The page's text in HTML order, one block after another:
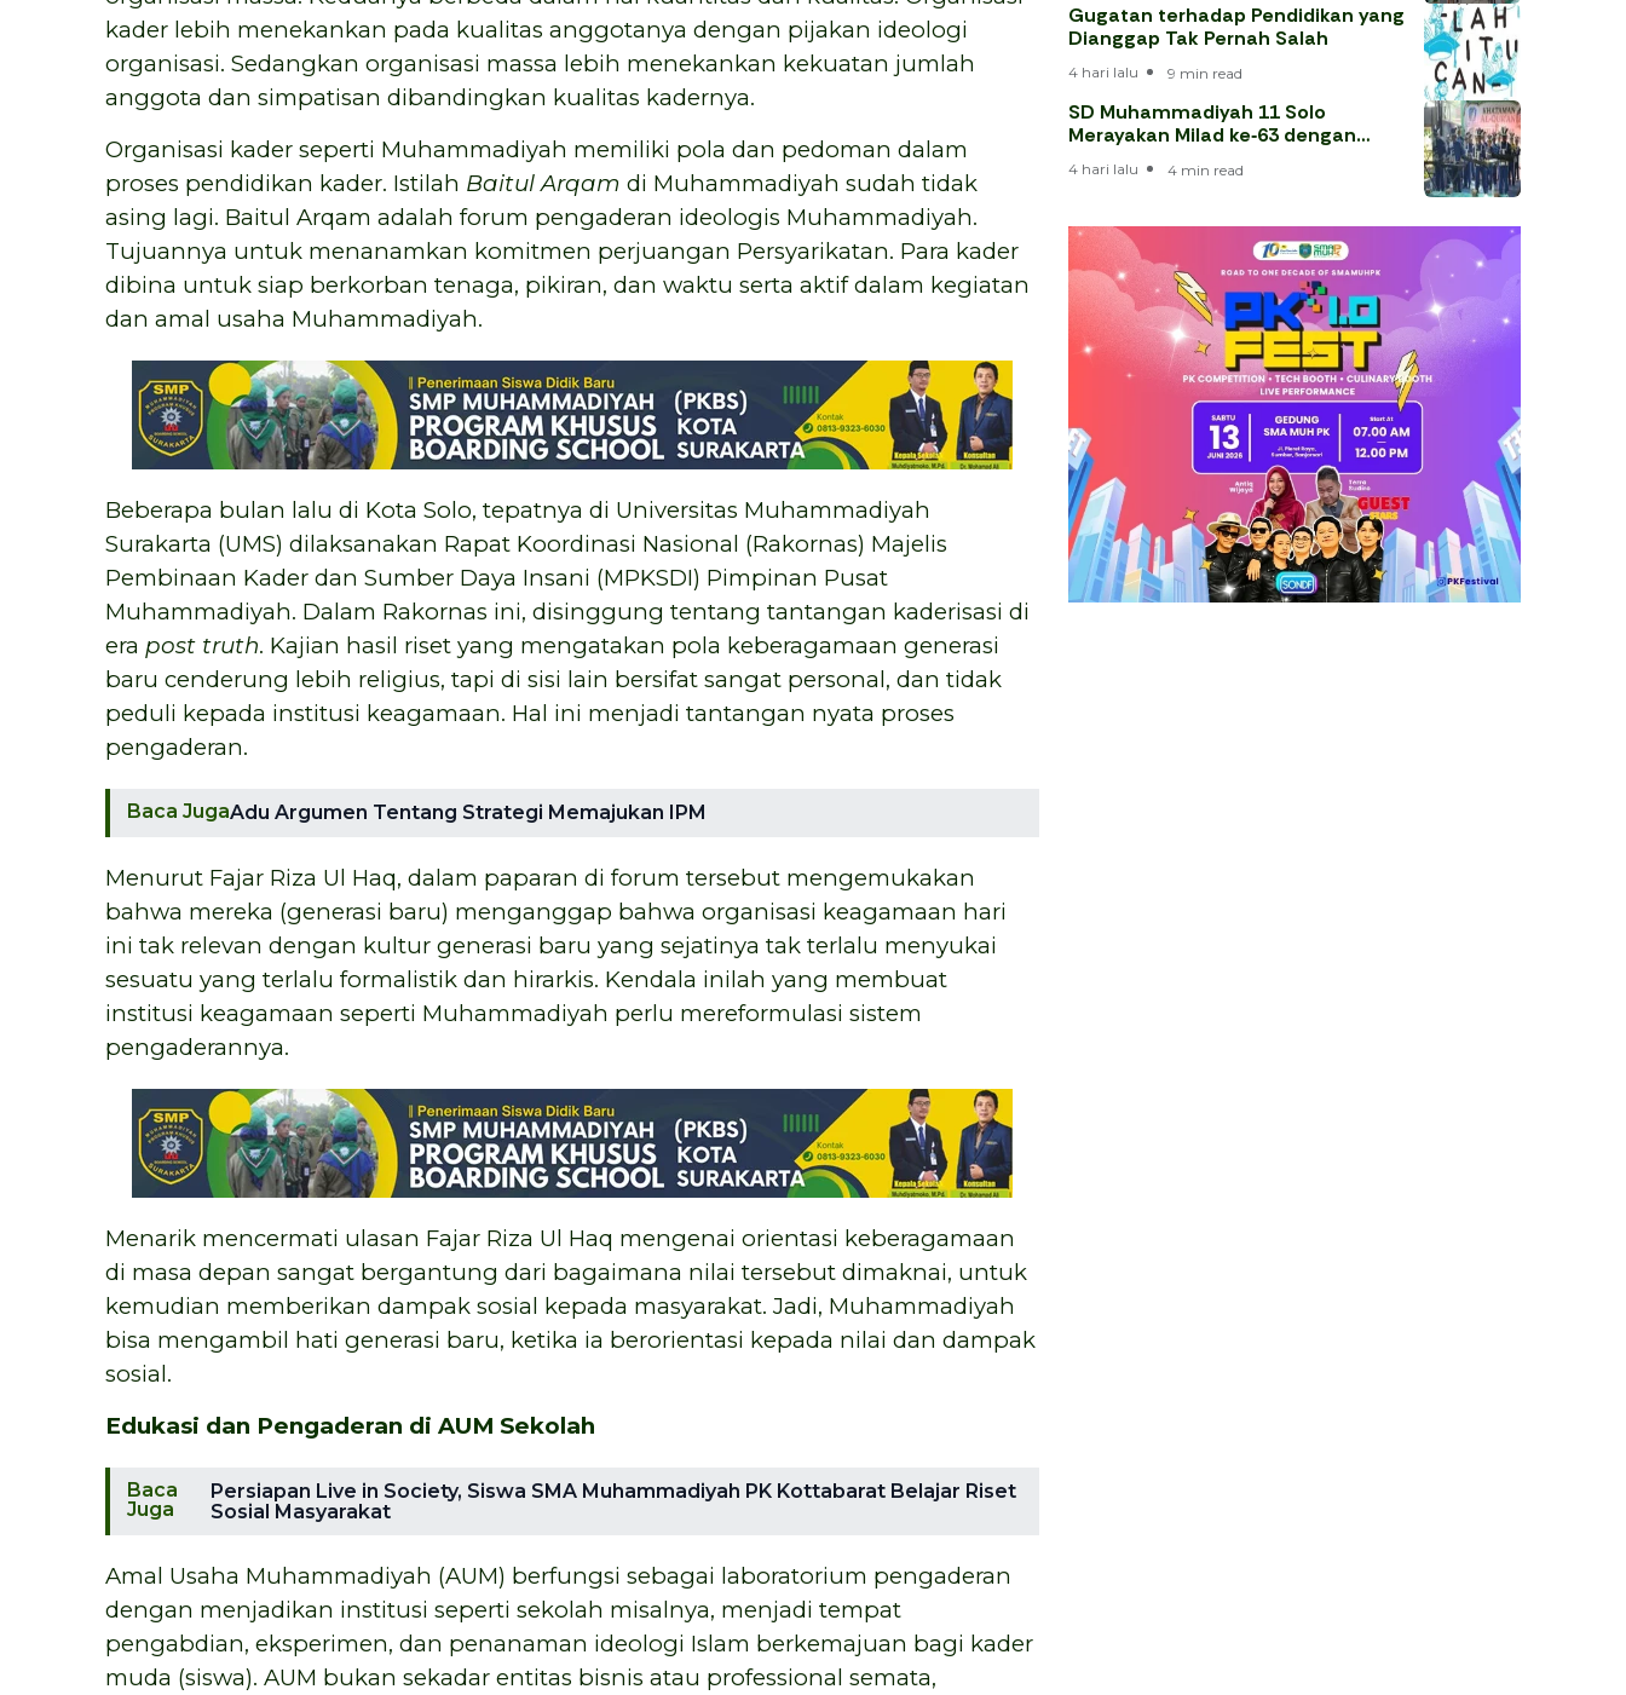
kader lebih menekankan pada kualitas anggotanya dengan pijakan ideologi
organisasi. Sedangkan organisasi massa lebih menekankan kekuatan jumlah
anggota dan simpatisan dibandingkan kualitas kadernya.
Organisasi kader seperti Muhammadiyah memiliki pola dan pedoman dalam
proses pendidikan kader. Istilah Baitul Arqam di Muhammadiyah sudah tidak
asing lagi. Baitul Arqam adalah forum pengaderan ideologis Muhammadiyah.
Tujuannya untuk menanamkan komitmen perjuangan Persyarikatan. Para kader
dibina untuk siap berkorban tenaga, pikiran, dan waktu serta aktif dalam kegiatan
dan amal usaha Muhammadiyah.
Beberapa bulan lalu di Kota Solo, tepatnya di Universitas Muhammadiyah
Surakarta (UMS) dilaksanakan Rapat Koordinasi Nasional (Rakornas) Majelis
Pembinaan Kader dan Sumber Daya Insani (MPKSDI) Pimpinan Pusat
Muhammadiyah. Dalam Rakornas ini, disinggung tentang tantangan kaderisasi di
era post truth. Kajian hasil riset yang mengatakan pola keberagamaan generasi
baru cenderung lebih religius, tapi di sisi lain bersifat sangat personal, dan tidak
peduli kepada institusi keagamaan. Hal ini menjadi tantangan nyata proses
pengaderan.
Baca JugaAdu Argumen Tentang Strategi Memajukan IPM
Menurut Fajar Riza Ul Haq, dalam paparan di forum tersebut mengemukakan
bahwa mereka (generasi baru) menganggap bahwa organisasi keagamaan hari
ini tak relevan dengan kultur generasi baru yang sejatinya tak terlalu menyukai
sesuatu yang terlalu formalistik dan hirarkis. Kendala inilah yang membuat
institusi keagamaan seperti Muhammadiyah perlu mereformulasi sistem
pengaderannya.
Menarik mencermati ulasan Fajar Riza Ul Haq mengenai orientasi keberagamaan
di masa depan sangat bergantung dari bagaimana nilai tersebut dimaknai, untuk
kemudian memberikan dampak sosial kepada masyarakat. Jadi, Muhammadiyah
bisa mengambil hati generasi baru, ketika ia berorientasi kepada nilai dan dampak
sosial.
Edukasi dan Pengaderan di AUM Sekolah
Baca
Juga
Persiapan Live in Society, Siswa SMA Muhammadiyah PK Kottabarat Belajar Riset
Sosial Masyarakat
Amal Usaha Muhammadiyah (AUM) berfungsi sebagai laboratorium pengaderan
dengan menjadikan institusi seperti sekolah misalnya, menjadi tempat
pengabdian, eksperimen, dan penanaman ideologi Islam berkemajuan bagi kader
muda (siswa). AUM bukan sekadar entitas bisnis atau professional semata,
Gugatan terhadap Pendidikan yang
Dianggap Tak Pernah Salah
4 hari lalu 9 min read
SD Muhammadiyah 11 Solo
Merayakan Milad ke‑63 dengan
4 hari lalu 4 min read